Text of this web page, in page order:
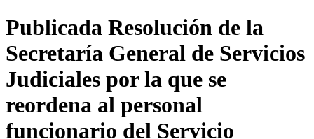
Publicada Resolución de la
Secretaría General de Servicios
Judiciales por la que se
reordena al personal
funcionario del Servicio